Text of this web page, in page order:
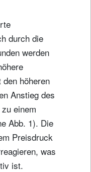
durch die
werden
höheren
Anstieg des
einem
Abb. 1). Die
Preisdruck
was
ist.